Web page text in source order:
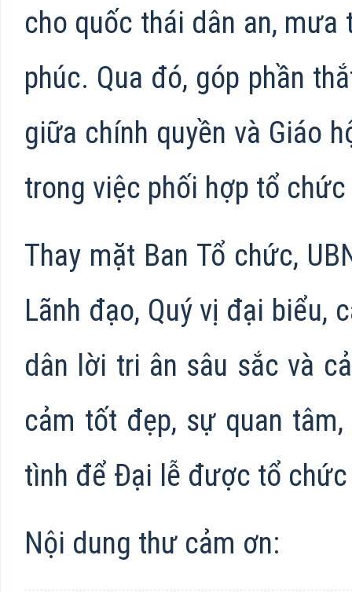
cho quốc thái dân an, mưa
phúc. Qua đó, góp phần
giữa chính quyền và Giáo
trong việc phối hợp tổ
Thay mặt Ban Tổ chức,
Lãnh đạo, Quý vị đại biểu,
dân lời tri ân sâu sắc và
cảm tốt đẹp, sự quan
tình để Đại lễ được tổ chức
Nội dung thư cảm ơn: